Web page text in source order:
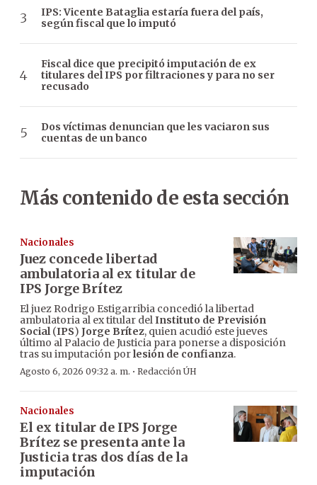
IPS: Vicente Bataglia estaría fuera del país,
según fiscal que lo imputó
Fiscal dice que precipitó imputación de ex
titulares del IPS por filtraciones y para no ser
recusado
Dos víctimas denuncian que les vaciaron sus
cuentas de un banco
Más contenido de esta sección
Nacionales
Juez concede libertad
ambulatoria al ex titular de
IPS Jorge Brítez
El juez Rodrigo Estigarribia concedió la libertad
ambulatoria al ex titular delInstituto de Previsión
Social(IPS) Jorge Brítez, quien acudió este jueves
último al Palacio de Justicia para ponerse a disposición
tras su imputación porlesión de confianza.
Agosto 6, 2026 09:32 a. m. · Redacción ÚH
Nacionales
El ex titular de IPS Jorge
Brítez se presenta ante la
Justicia tras dos días de la
imputación